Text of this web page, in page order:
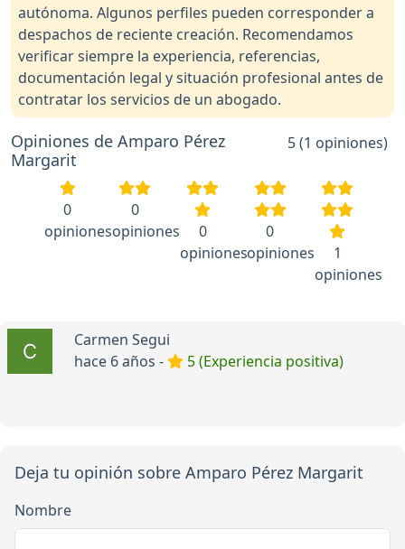
autónoma. Algunos perfiles pueden corresponder a
despachos de reciente creación. Recomendamos
verificar siempre la experiencia, referencias,
documentación legal y situación profesional antes de
contratar los servicios de un abogado.
Opiniones de Amparo Pérez
Margarit
5 (1 opiniones)
0
opiniones
0
opiniones
0
opiniones
0
opiniones
1
opiniones
Carmen Segui
hace 6 años -
5 (Experiencia positiva)
Deja tu opinión sobre Amparo Pérez Margarit
Nombre